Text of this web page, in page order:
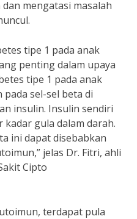
mengatasi masalah
tipe 1 pada anak
penting dalam upaya
tipe 1 pada anak
sel-sel beta di
insulin. Insulin sendiri
gula dalam darah.
ini dapat disebabkan
jelas Dr. Fitri, ahli
Cipto
terdapat pula